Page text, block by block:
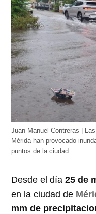
Juan Manuel Contreras |
Mérida han provocado
puntos de la ciudad.
Desde el día25 de
en la ciudad de
mm de